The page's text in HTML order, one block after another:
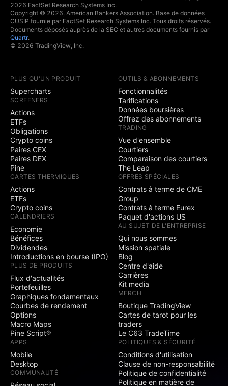
2026 FactSet Research Systems Inc.
Copyright © 2026, American Bankers Association. Base de données
CUSIP fournie par FactSet Research Systems Inc. Tous droits réservés.
Documents déposés auprès de la SEC et autres documents fournis par
Quartr.
© 2026 TradingView, Inc.
PLUS QU'UN PRODUIT
Supercharts
SCREENERS
Actions
ETFs
Obligations
Crypto coins
Paires CEX
Paires DEX
Pine
CARTES THERMIQUES
Actions
ETFs
Crypto coins
CALENDRIERS
Economie
Bénéfices
Dividendes
Introductions en bourse (IPO)
PLUS DE PRODUITS
Flux d'actualités
Portefeuilles
Graphiques fondamentaux
Courbes de rendement
Options
Macro Maps
Pine Script®
APPS
Mobile
Desktop
COMMUNAUTÉ
OUTILS & ABONNEMENTS
Fonctionnalités
Tarifications
Données boursières
Offrez des abonnements
TRADING
Vue d'ensemble
Courtiers
Comparaison des courtiers
The Leap
OFFRES SPÉCIALES
Contrats à terme de CME
Group
Contrats à terme Eurex
Paquet d'actions US
AU SUJET DE L'ENTREPRISE
Qui nous sommes
Mission spatiale
Blog
Centre d'aide
Carrières
Kit media
MERCH
Boutique TradingView
Cartes de tarot pour les
traders
Le C63 TradeTime
POLITIQUES & SÉCURITÉ
Conditions d'utilisation
Clause de non-responsabilité
Politique de confidentialité
Politique en matière de